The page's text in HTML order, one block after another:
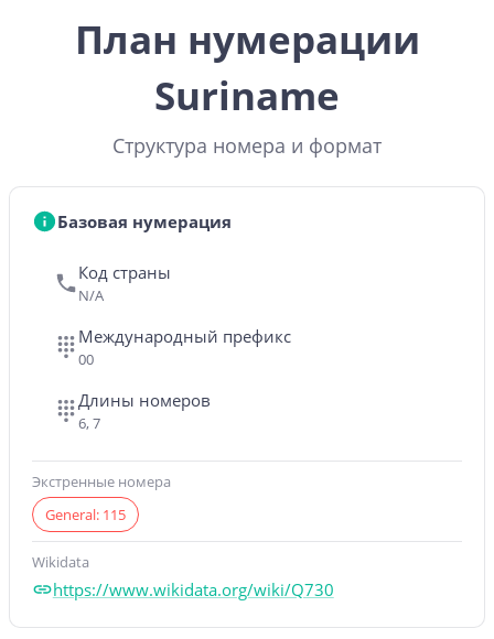
План нумерации
Suriname
Структура номера и формат
Базовая нумерация
Код страны
N/A
Международный префикс
00
Длины номеров
6, 7
Экстренные номера
General: 115
Wikidata
https://www.wikidata.org/wiki/Q730